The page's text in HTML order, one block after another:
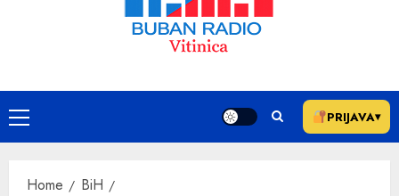
PRIJAVA▾
Home
BiH